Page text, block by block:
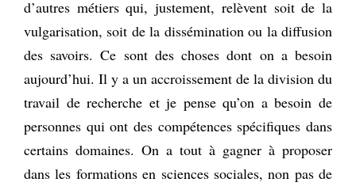
d’autres métiers qui, justement, relèvent soit de la
vulgarisation, soit de la dissémination ou la diffusion
des savoirs. Ce sont des choses dont on a besoin
aujourd’hui. Il y a un accroissement de la division du
travail de recherche et je pense qu’on a besoin de
personnes qui ont des compétences spécifiques dans
certains domaines. On a tout à gagner à proposer
dans les formations en sciences sociales, non pas de